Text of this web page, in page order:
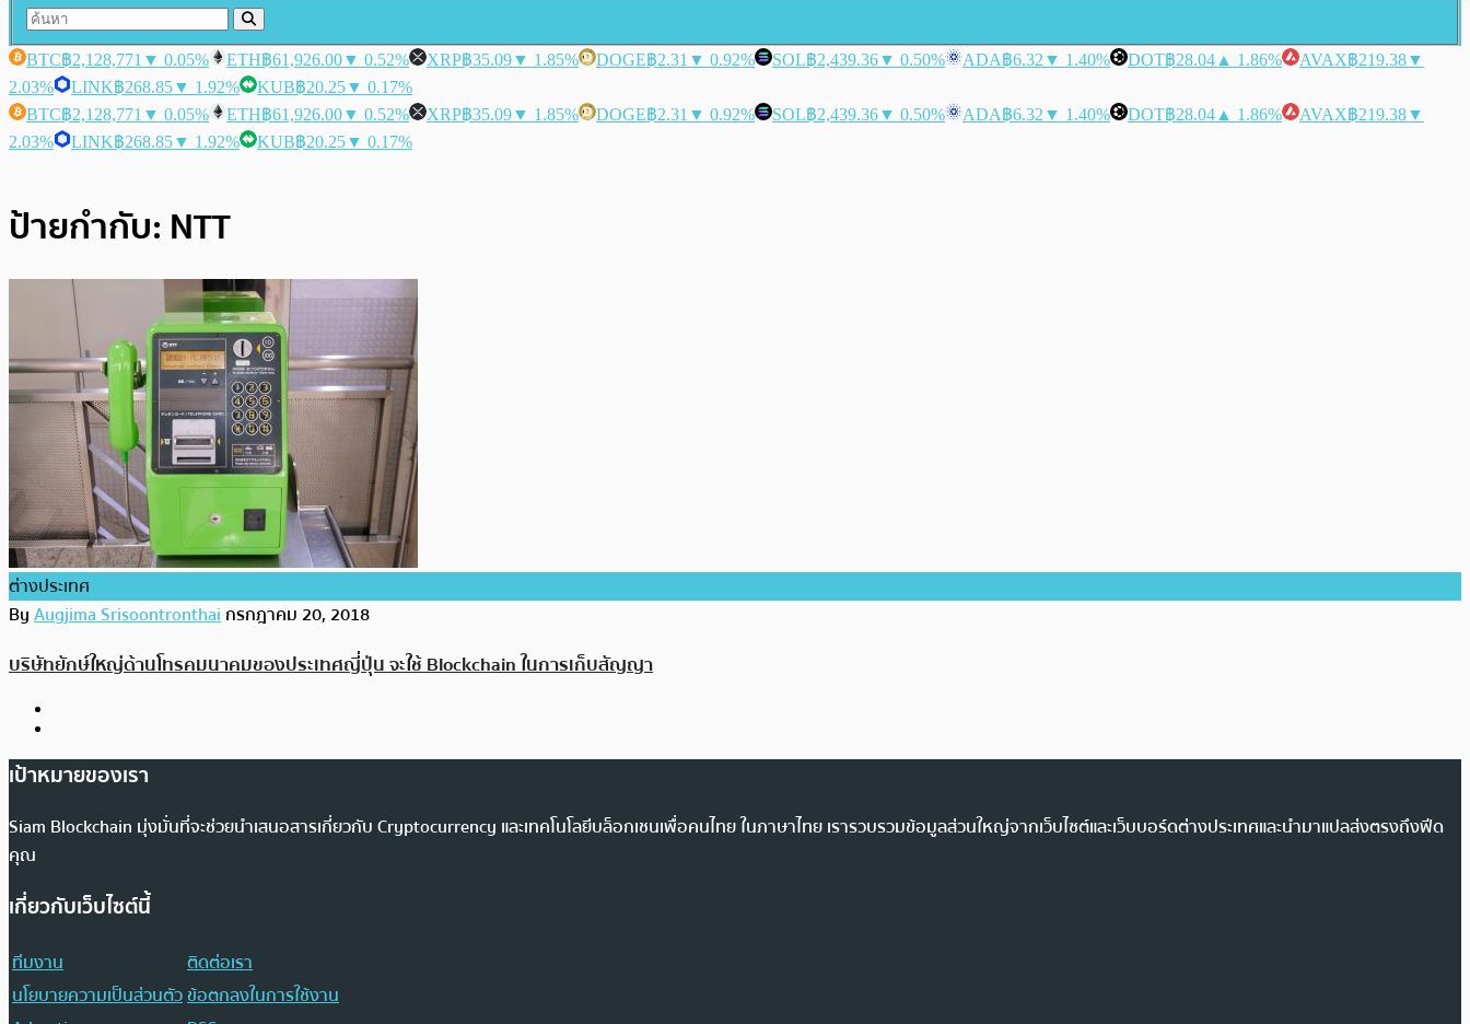
BTC฿2,128,771 ▼ 0.05% ETH฿61,926.00▼ 0.52% XRP฿35.09▼ 1.85% DOGE฿2.31 ▼ 0.92% SOL฿2,439.36▼ 0.50% ADA฿6.32 ▼ 1.40% DOT฿28.04 ▲ 1.86% AVAX฿219.38▼
2.03%
LINK฿268.85▼ 1.92% KUB฿20.25▼ 0.17%
BTC฿2,128,771 ▼ 0.05% ETH฿61,926.00▼ 0.52% XRP฿35.09▼ 1.85% DOGE฿2.31 ▼ 0.92% SOL฿2,439.36▼ 0.50% ADA฿6.32 ▼ 1.40% DOT฿28.04 ▲ 1.86% AVAX฿219.38▼
2.03%
LINK฿268.85▼ 1.92% KUB฿20.25▼ 0.17%
ป้ายกำกับ: NTT
ต่างประเทศ
ByAugjima Srisoontronthaiกรกฎาคม 20, 2018
บริษัทยักษ์ใหญ่ด้านโทรคมนาคมของประเทศญี่ปุ่น จะใช้ Blockchain ในการเก็บสัญญา
เป้าหมายของเรา
Siam Blockchain มุ่งมั่นที่จะช่วยนำเสนอสารเกี่ยวกับ Cryptocurrency และเทคโนโลยีบล็อกเชนเพื่อคนไทย ในภาษาไทย เรารวบรวมข้อมูลส่วนใหญ่จากเว็บไซต์และเว็บบอร์ดต่างประเทศและนำมาแปลส่งตรงถึงฟีด
คุณ
เกี่ยวกับเว็บไซต์นี้
ทีมงาน
ติดต่อเรา
นโยบายความเป็นส่วนตัวข้อตกลงในการใช้งาน